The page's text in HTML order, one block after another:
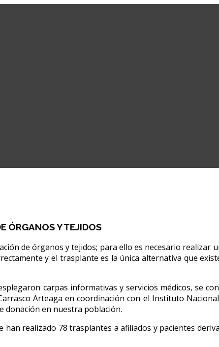
ÓRGANOS Y TEJIDOS
de órganos y tejidos; para ello es necesario realizar
y el trasplante es la única alternativa que
carpas informativas y servicios médicos, se
Arteaga en coordinación con el Instituto
donación en nuestra población.
realizado 78 trasplantes a afiliados y pacientes